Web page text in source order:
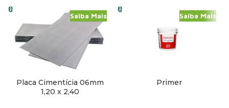
Placa Cimentícia 06mm
1,20 x 2,40
Saiba Mais
Primer
Saiba Mais